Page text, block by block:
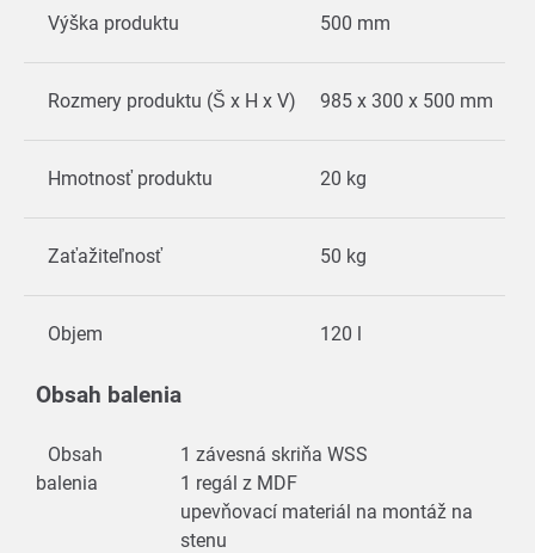
Výška produktu 500 mm
Rozmery produktu (Š x H x V) 985 x 300 x 500 mm
Hmotnosť produktu 20 kg
Zaťažiteľnosť 50 kg
Objem 120 l
Obsah balenia
Obsah
balenia
1 závesná skriňa WSS
1 regál z MDF
upevňovací materiál na montáž na
stenu